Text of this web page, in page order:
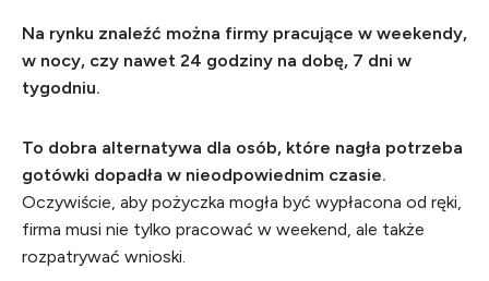
Na rynku znaleźć można firmy pracujące w weekendy,
w nocy, czy nawet 24 godziny na dobę, 7 dni w
tygodniu.
To dobra alternatywa dla osób, które nagła potrzeba
gotówki dopadła w nieodpowiednim czasie.
Oczywiście, aby pożyczka mogła być wypłacona od ręki,
firma musi nie tylko pracować w weekend, ale także
rozpatrywać wnioski.